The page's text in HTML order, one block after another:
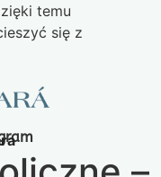
temu
się z